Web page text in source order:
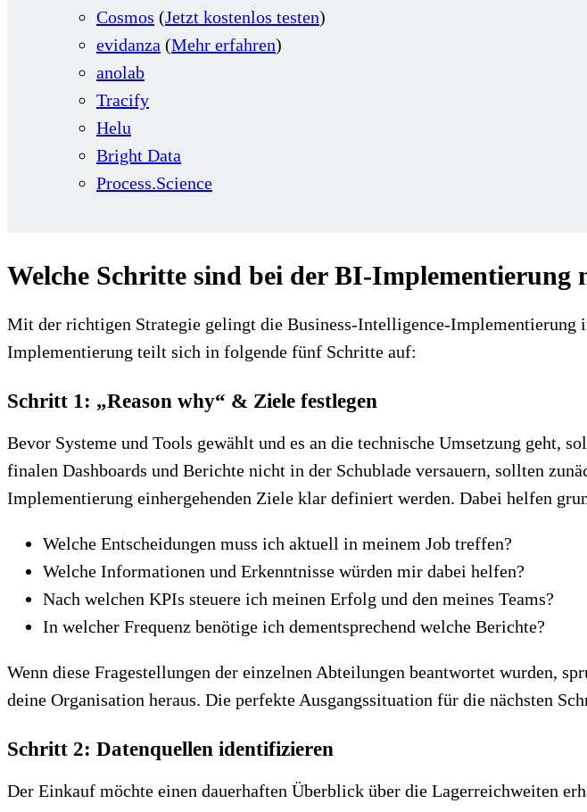
Cosmos (Jetzt kostenlos testen)
evidanza (Mehr erfahren)
anolab
Tracify
Helu
Bright Data
Process.Science
Welche Schritte sind bei der BI-Implementierung
Mit der richtigen Strategie gelingt die Business-Intelligence-Implementierung
Implementierung teilt sich in folgende fünf Schritte auf:
Schritt 1: „Reason why“ & Ziele festlegen
Bevor Systeme und Tools gewählt und es an die technische Umsetzung geht,
finalen Dashboards und Berichte nicht in der Schublade versauern, sollten
Implementierung einhergehenden Ziele klar definiert werden. Dabei helfen
Welche Entscheidungen muss ich aktuell in meinem Job treffen?
Welche Informationen und Erkenntnisse würden mir dabei helfen?
Nach welchen KPIs steuere ich meinen Erfolg und den meines Teams?
In welcher Frequenz benötige ich dementsprechend welche Berichte?
Wenn diese Fragestellungen der einzelnen Abteilungen beantwortet wurden,
deine Organisation heraus. Die perfekte Ausgangssituation für die nächsten
Schritt 2: Datenquellen identifizieren
Der Einkauf möchte einen dauerhaften Überblick über die Lagerreichweiten